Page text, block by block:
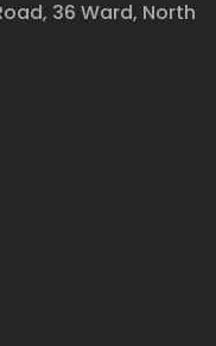
36 Ward, North